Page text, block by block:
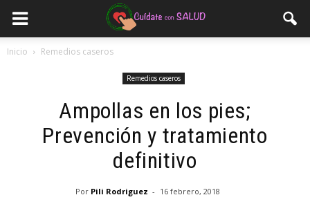
Inicio Remedios caseros
Remedios caseros
Ampollas en los pies;
Prevención y tratamiento
definitivo
Por Pili Rodriguez - 16 febrero, 2018